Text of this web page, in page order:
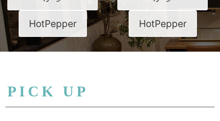
HotPepper HotPepper
PICK UP